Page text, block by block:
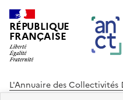
RÉPUBLIQUE
FRANÇAISE
L'Annuaire des Collectivités